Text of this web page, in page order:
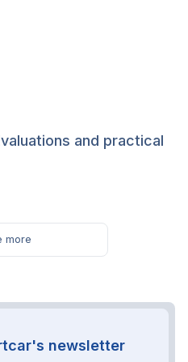
and practical
more
newsletter